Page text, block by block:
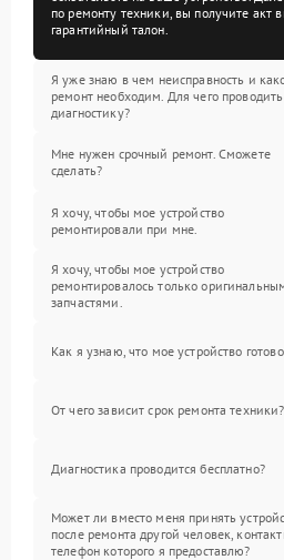
по ремонту техники, вы получите акт
гарантийный талон.
Я уже знаю в чем неисправность и
ремонт необходим. Для чего проводить
диагностику?
Мне нужен срочный ремонт. Сможете
сделать?
Я хочу, чтобы мое устройство
ремонтировали при мне.
Я хочу, чтобы мое устройство
ремонтировалось только
запчастями.
Как я узнаю, что мое устройство
От чего зависит срок ремонта техники?
Диагностика проводится бесплатно?
Может ли вместо меня принять
после ремонта другой человек,
телефон которого я предоставлю?